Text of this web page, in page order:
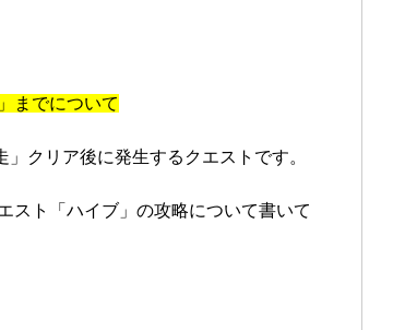
までについて
クリア後に発生するクエストです。
スト「ハイブ」の攻略について書いて